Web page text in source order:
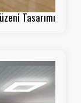
Tasarımı